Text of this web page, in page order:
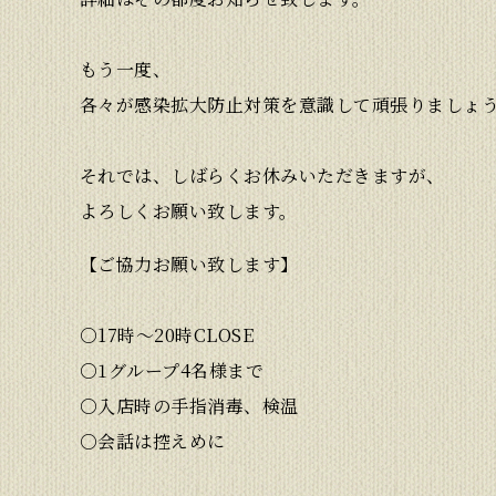
もう一度、
各々が感染拡大防止対策を意識して頑張りましょ
それでは、しばらくお休みいただきますが、
よろしくお願い致します。
【ご協力お願い致します】
○17時〜20時CLOSE
○1グループ4名様まで
○入店時の手指消毒、検温
○会話は控えめに